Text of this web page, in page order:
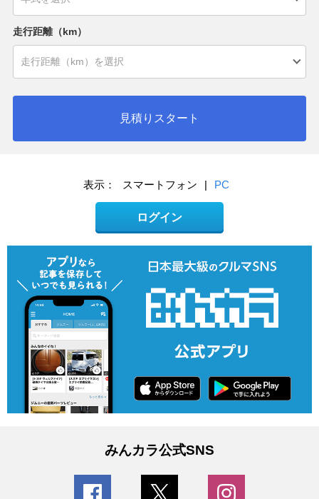
走行距離（km）
見積りスタート
表示： スマートフォン | PC
ログイン
みんカラ公式SNS